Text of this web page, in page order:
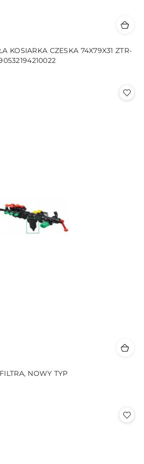
KOSIARKA CZESKA 74X79X31 ZTR-
NOWY TYP